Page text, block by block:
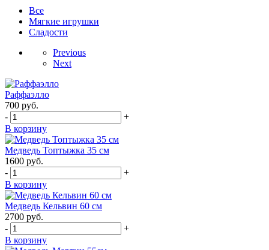
Все
Мягкие игрушки
Сладости
Previous
Next
Раффаэлло
700 руб.
-
+
В корзину
Медведь Топтыжка 35 см
1600 руб.
-
+
В корзину
Медведь Кельвин 60 см
2700 руб.
-
+
В корзину